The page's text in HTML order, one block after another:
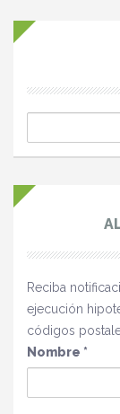
Reciba
ejecución
códigos
Nombre *